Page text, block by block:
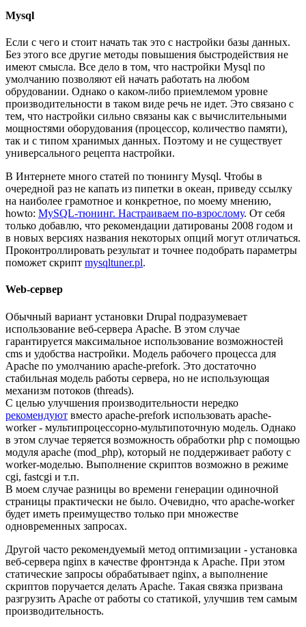
Mysql
Если с чего и стоит начать так это с настройки базы данных.
Без этого все другие методы повышения быстродействия не
имеют смысла. Все дело в том, что настройки Mysql по
умолчанию позволяют ей начать работать на любом
обрудовании. Однако о каком-либо приемлемом уровне
производительности в таком виде речь не идет. Это связано с
тем, что настройки сильно связаны как с вычислительными
мощностями оборудования (процессор, количество памяти),
так и с типом хранимых данных. Поэтому и не существует
универсального рецепта настройки.
В Интернете много статей по тюнингу Mysql. Чтобы в
очередной раз не капать из пипетки в океан, приведу ссылку
на наиболее грамотное и конкретное, по моему мнению,
howto: MySQL-тюнинг. Настраиваем по-взрослому. От себя
только добавлю, что рекомендации датированы 2008 годом и
в новых версиях названия некоторых опций могут отличаться.
Проконтроллировать результат и точнее подобрать параметры
поможет скрипт mysqltuner.pl.
Web-сервер
Обычный вариант установки Drupal подразумевает
использование веб-сервера Apache. В этом случае
гарантируется максимальное использование возможностей
cms и удобства настройки. Модель рабочего процесса для
Apache по умолчанию apache-prefork. Это достаточно
стабильная модель работы сервера, но не использующая
механизм потоков (threads).
С целью улучшения производительности нередко
рекомендуют вместо apache-prefork использовать apache-
worker - мультипроцессорно-мультипоточную модель. Однако
в этом случае теряется возможность обработки php с помощью
модуля apache (mod_php), который не поддерживает работу с
worker-моделью. Выполнение скриптов возможно в режиме
cgi, fastcgi и т.п.
В моем случае разницы во времени генерации одиночной
страницы практически не было. Очевидно, что apache-worker
будет иметь преимущество только при множестве
одновременных запросах.
Другой часто рекомендуемый метод оптимизации - установка
веб-сервера nginx в качестве фронтэнда к Apache. При этом
статические запросы обрабатывает nginx, а выполнение
скриптов поручается делать Apache. Такая связка призвана
разгрузить Apache от работы со статикой, улучшив тем самым
производительность.